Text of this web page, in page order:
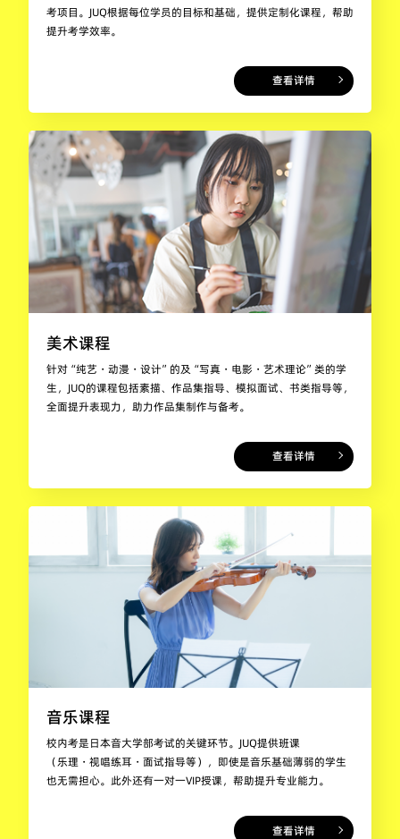
考项目。JUQ根据每位学员的目标和基础，提供定制化课程，帮助
提升考学效率。
查看详情
美术课程
针对“纯艺・动漫・设计”的及“写真・电影・艺术理论”类的学
生，JUQ的课程包括素描、作品集指导、模拟面试、书类指导等，
全面提升表现力，助力作品集制作与备考。
查看详情
音乐课程
校内考是日本音大学部考试的关键环节。JUQ提供班课
（乐理・视唱练耳・面试指导等），即使是音乐基础薄弱的学生
也无需担心。此外还有一对一VIP授课，帮助提升专业能力。
查看详情